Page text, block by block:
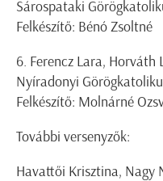
Sárospataki
Felkészítő: Bénó Zsoltné
6. Ferencz Lara, Horváth
Nyíradonyi
Felkészítő: Molnárné
További versenyzők:
Havattői Krisztina, Nagy